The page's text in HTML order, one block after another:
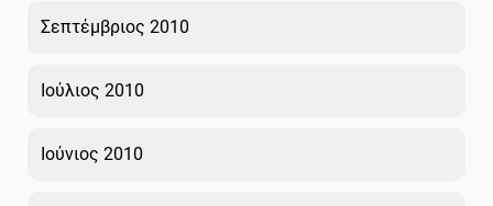
Σεπτέμβριος 2010
Ιούλιος 2010
Ιούνιος 2010